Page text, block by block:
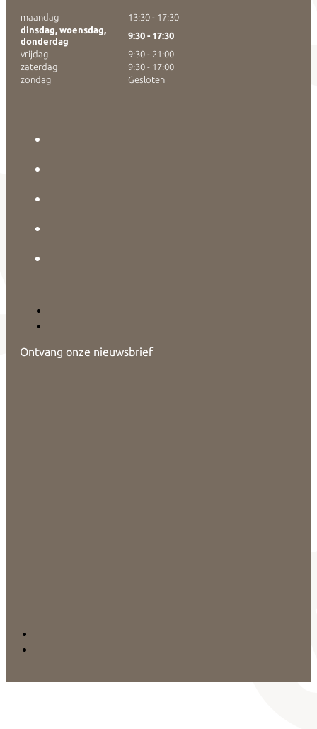
maandag
13:30 - 17:30
dinsdag, woensdag,
donderdag
9:30 - 17:30
vrijdag
9:30 - 21:00
zaterdag
9:30 - 17:00
zondag
Gesloten
Ontvang onze nieuwsbrief